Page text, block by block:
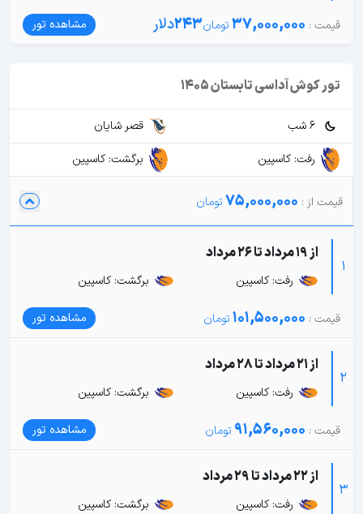
37,000,000
243دلار مشاهده تور
تور کوش آداسی تابستان 1405
6 شب
قصر شایان
رفت: کاسپین
برگشت: کاسپین
75,000,000
1
از 19 مرداد تا 26 مرداد
رفت: کاسپین برگشت: کاسپین
101,500,000 مشاهده تور
2
از 21 مرداد تا 28 مرداد
رفت: کاسپین برگشت: کاسپین
91,560,000 مشاهده تور
3
از 22 مرداد تا 29 مرداد
رفت: کاسپین برگشت: کاسپین